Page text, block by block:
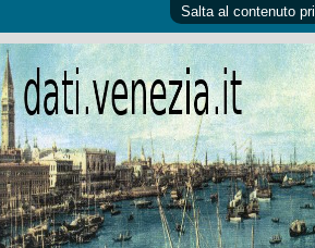
Salta al contenuto